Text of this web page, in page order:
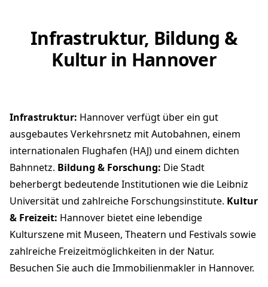
Infrastruktur, Bildung &
Kultur in Hannover
Infrastruktur: Hannover verfügt über ein gut
ausgebautes Verkehrsnetz mit Autobahnen, einem
internationalen Flughafen (HAJ) und einem dichten
Bahnnetz. Bildung & Forschung: Die Stadt
beherbergt bedeutende Institutionen wie die Leibniz
Universität und zahlreiche Forschungsinstitute. Kultur
& Freizeit: Hannover bietet eine lebendige
Kulturszene mit Museen, Theatern und Festivals sowie
zahlreiche Freizeitmöglichkeiten in der Natur.
Besuchen Sie auch dieImmobilienmakler in Hannover.